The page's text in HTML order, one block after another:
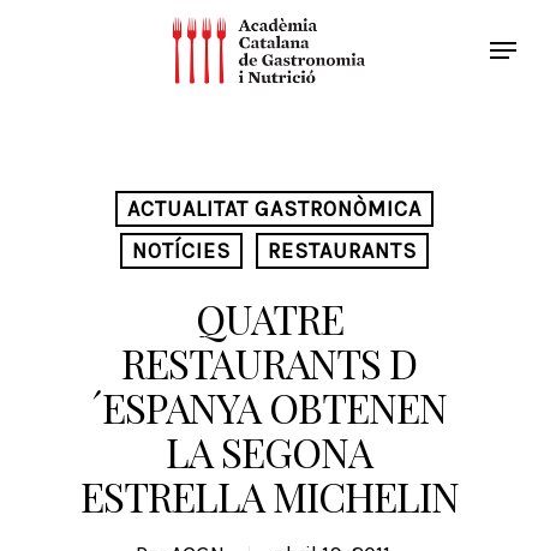
ACTUALITAT GASTRONÒMICA
NOTÍCIES
RESTAURANTS
QUATRE
RESTAURANTS D
´ESPANYA OBTENEN
LA SEGONA
ESTRELLA MICHELIN